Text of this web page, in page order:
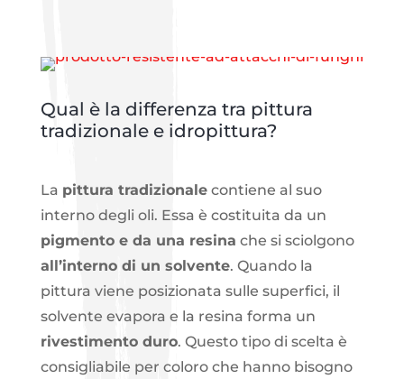
Qual è la differenza tra pittura
tradizionale e idropittura?
La pittura tradizionalecontiene al suo
interno degli oli. Essa è costituita da un
pigmento e da una resina che si sciolgono
all’interno di un solvente. Quando la
pittura viene posizionata sulle superfici, il
solvente evapora e la resina forma un
rivestimento duro. Questo tipo di scelta è
consigliabile per coloro che hanno bisogno